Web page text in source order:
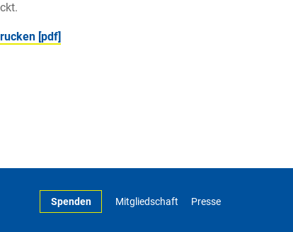
[pdf]
Spenden Mitgliedschaft Presse